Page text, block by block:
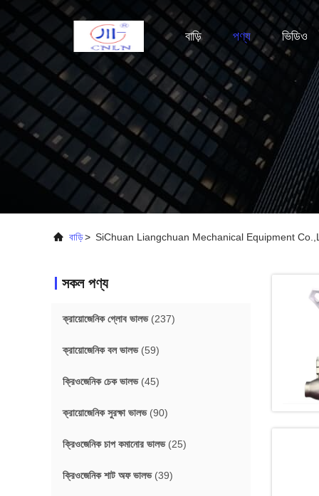
বাড়ি পণ্য ভিডিও
বাড়ি> SiChuan Liangchuan Mechanical Equipment
সকল পণ্য
ক্রায়োজেনিক গ্লোব ভালভ(237)
ক্রায়োজেনিক বল ভালভ(59)
ক্রিওজেনিক চেক ভালভ(45)
ক্রায়োজেনিক সুরক্ষা ভালভ(90)
ক্রিওজেনিক চাপ কমানোর ভালভ(25)
ক্রিওজেনিক শাট অফ ভালভ(39)